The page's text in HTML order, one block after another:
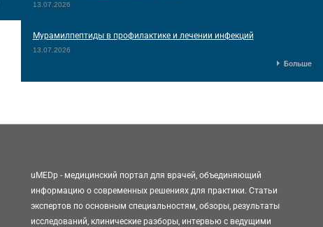
13.07.2026
Мурамилпептиды в профилактике и лечении инфекций
13.07.2026
Больше
uMEDp - медицинский портал для врачей, объединяющий
информацию о современных решениях для практики. Статьи
экспертов по основным специальностям, обзоры, результаты
исследований, клинические разборы, интервью с ведущими